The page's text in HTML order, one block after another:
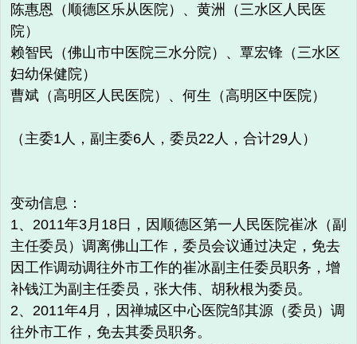
陈惠恩（顺德区乐从医院）、黄洲（三水区人民医
院）
赖智民（佛山市中医院三水分院）、覃宏锋（三水区
妇幼保健院）
曹斌（高明区人民医院）、何生（高明区中医院）
（主委1人，副主委6人，委员22人，合计29人）
变动信息：
1、2011年3月18日，因顺德区第一人民医院崔冰（副
主任委员）调离佛山工作，委员会议通过决定，免去
因工作调动调往外市工作的崔冰副主任委员职务，增
补钱江为副主任委员，张大伟、胡秋根为委员。
2、2011年4月，因禅城区中心医院邹其源（委员）调
往外市工作，免去其委员职务。